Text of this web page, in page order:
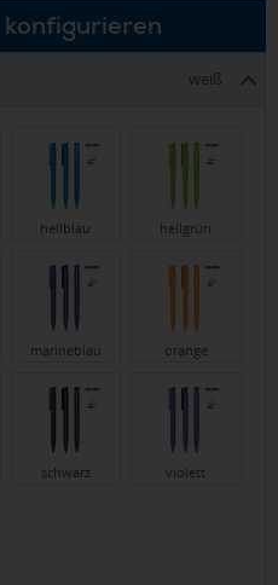
weiß
hellblau hellgrün
marineblau orange
schwarz violett